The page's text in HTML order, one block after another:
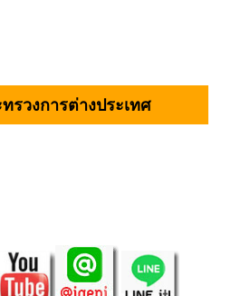
รวงการต่างประเทศ